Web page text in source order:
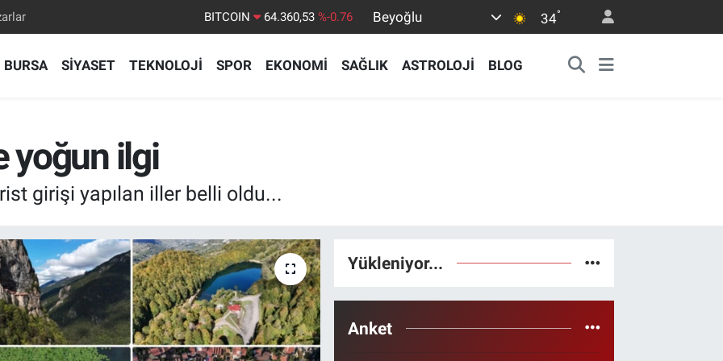
DOLAR 47,7069 %0.17
Beyoğlu 34°
BURSA SİYASET TEKNOLOJİ SPOR EKONOMİ SAĞLIK ASTROLOJİ BLOG
yoğun ilgi
girişi yapılan iller belli oldu...
Yükleniyor...
Anket